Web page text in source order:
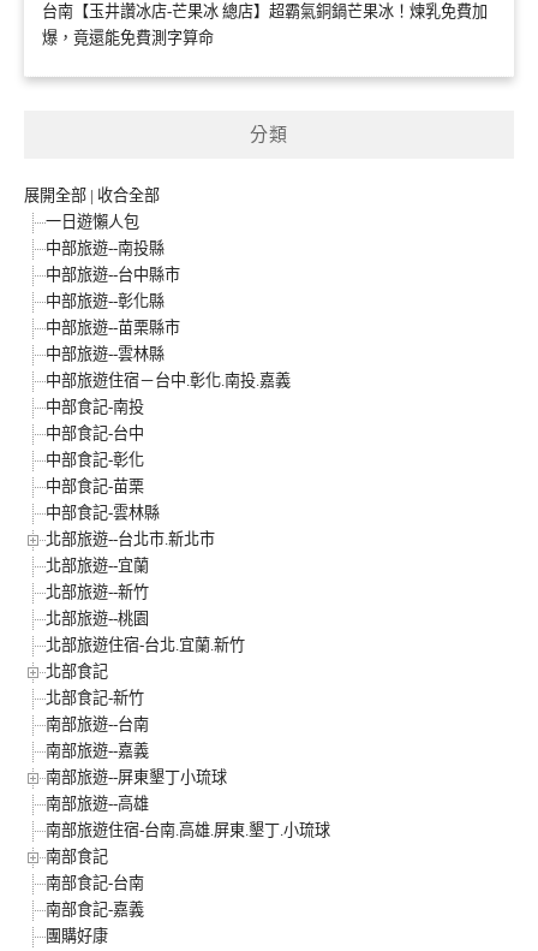
台南【玉井讚冰店-芒果冰 總店】超霸氣銅鍋芒果冰！煉乳免費加
爆，竟還能免費測字算命
分類
展開全部 | 收合全部
一日遊懶人包
中部旅遊--南投縣
中部旅遊--台中縣市
中部旅遊--彰化縣
中部旅遊--苗栗縣市
中部旅遊--雲林縣
中部旅遊住宿－台中.彰化.南投.嘉義
中部食記-南投
中部食記-台中
中部食記-彰化
中部食記-苗栗
中部食記-雲林縣
北部旅遊--台北市.新北市
北部旅遊--宜蘭
北部旅遊--新竹
北部旅遊--桃園
北部旅遊住宿-台北.宜蘭.新竹
北部食記
北部食記-新竹
南部旅遊--台南
南部旅遊--嘉義
南部旅遊--屏東墾丁小琉球
南部旅遊--高雄
南部旅遊住宿-台南.高雄.屏東.墾丁.小琉球
南部食記
南部食記-台南
南部食記-嘉義
團購好康